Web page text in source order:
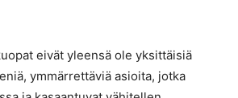
eivät yleensä ole yksittäisiä
ymmärrettäviä asioita, jotka